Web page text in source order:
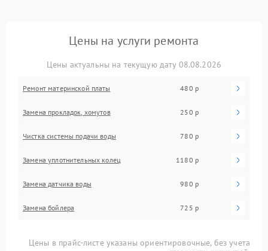
Цены на услуги ремонта
Цены актуальны на текущую дату 08.08.2026
Ремонт материнской платы 480 р
Замена прокладок, хомутов 250 р
Чистка системы подачи воды 780 р
Замена уплотнительных колец 1180 р
Замена датчика воды 980 р
Замена бойлера 725 р
Цены в прайс-листе указаны ориентировочные, без учета